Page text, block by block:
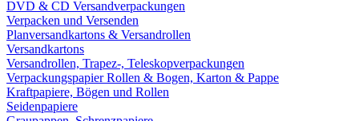
DVD & CD Versandverpackungen
Verpacken und Versenden
Planversandkartons & Versandrollen
Versandkartons
Versandrollen, Trapez-, Teleskopverpackungen
Verpackungspapier Rollen & Bogen, Karton & Pappe
Kraftpapiere, Bögen und Rollen
Seidenpapiere